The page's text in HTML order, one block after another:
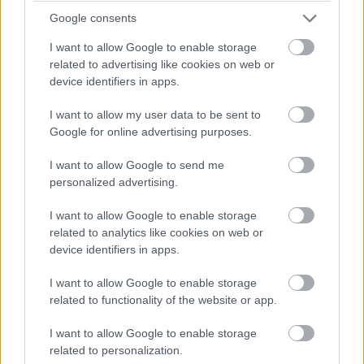
Google consents
I want to allow Google to enable storage
related to advertising like cookies on web or
device identifiers in apps.
I want to allow my user data to be sent to
Google for online advertising purposes.
I want to allow Google to send me
personalized advertising.
I want to allow Google to enable storage
related to analytics like cookies on web or
device identifiers in apps.
I want to allow Google to enable storage
related to functionality of the website or app.
I want to allow Google to enable storage
related to personalization.
DiRT Rally megjelenés - mától
|2015 április 27. 15:27
A Codemasters bejelentette a DiRT Rally-t, ami
a sorozat eddigi leginkább szimulátoros része
lesz, ha elkészül - de már ma is játszhatunk
Unmute Loaded:
21.02%